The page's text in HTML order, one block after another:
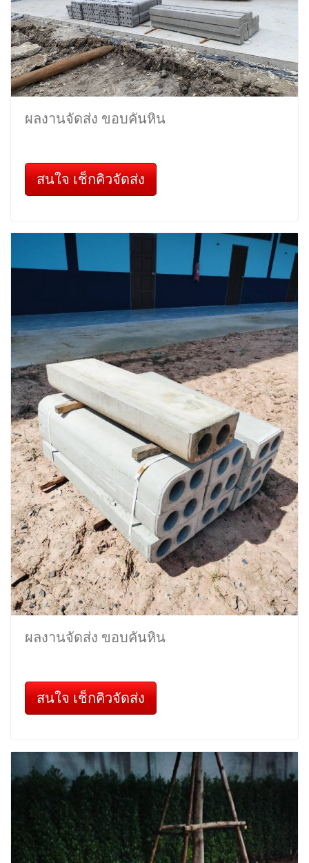
ผลงานจัดส่ง ขอบคันหิน
สนใจ เช็กคิวจัดส่ง
ผลงานจัดส่ง ขอบคันหิน
สนใจ เช็กคิวจัดส่ง